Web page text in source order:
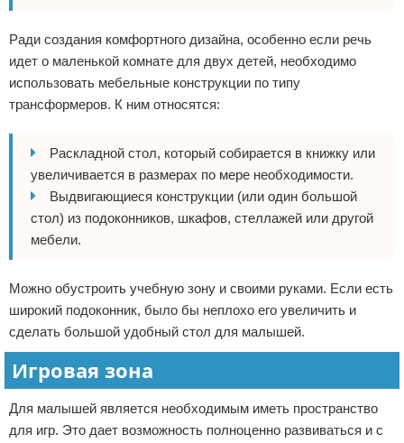
Ради создания комфортного дизайна, особенно если речь
идет о маленькой комнате для двух детей, необходимо
использовать мебельные конструкции по типу
трансформеров. К ним относятся:
Раскладной стол, который собирается в книжку или
увеличивается в размерах по мере необходимости.
Выдвигающиеся конструкции (или один большой
стол) из подоконников, шкафов, стеллажей или другой
мебели.
Можно обустроить учебную зону и своими руками. Если есть
широкий подоконник, было бы неплохо его увеличить и
сделать большой удобный стол для малышей.
Игровая зона
Для малышей является необходимым иметь пространство
для игр. Это дает возможность полноценно развиваться и с